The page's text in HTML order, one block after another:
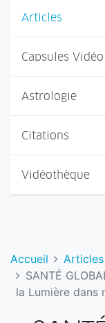
Articles
Capsules Vidéo
Astrologie
Citations
Vidéothèque
Accueil
Articles
SANTÉ
la Lumière dans